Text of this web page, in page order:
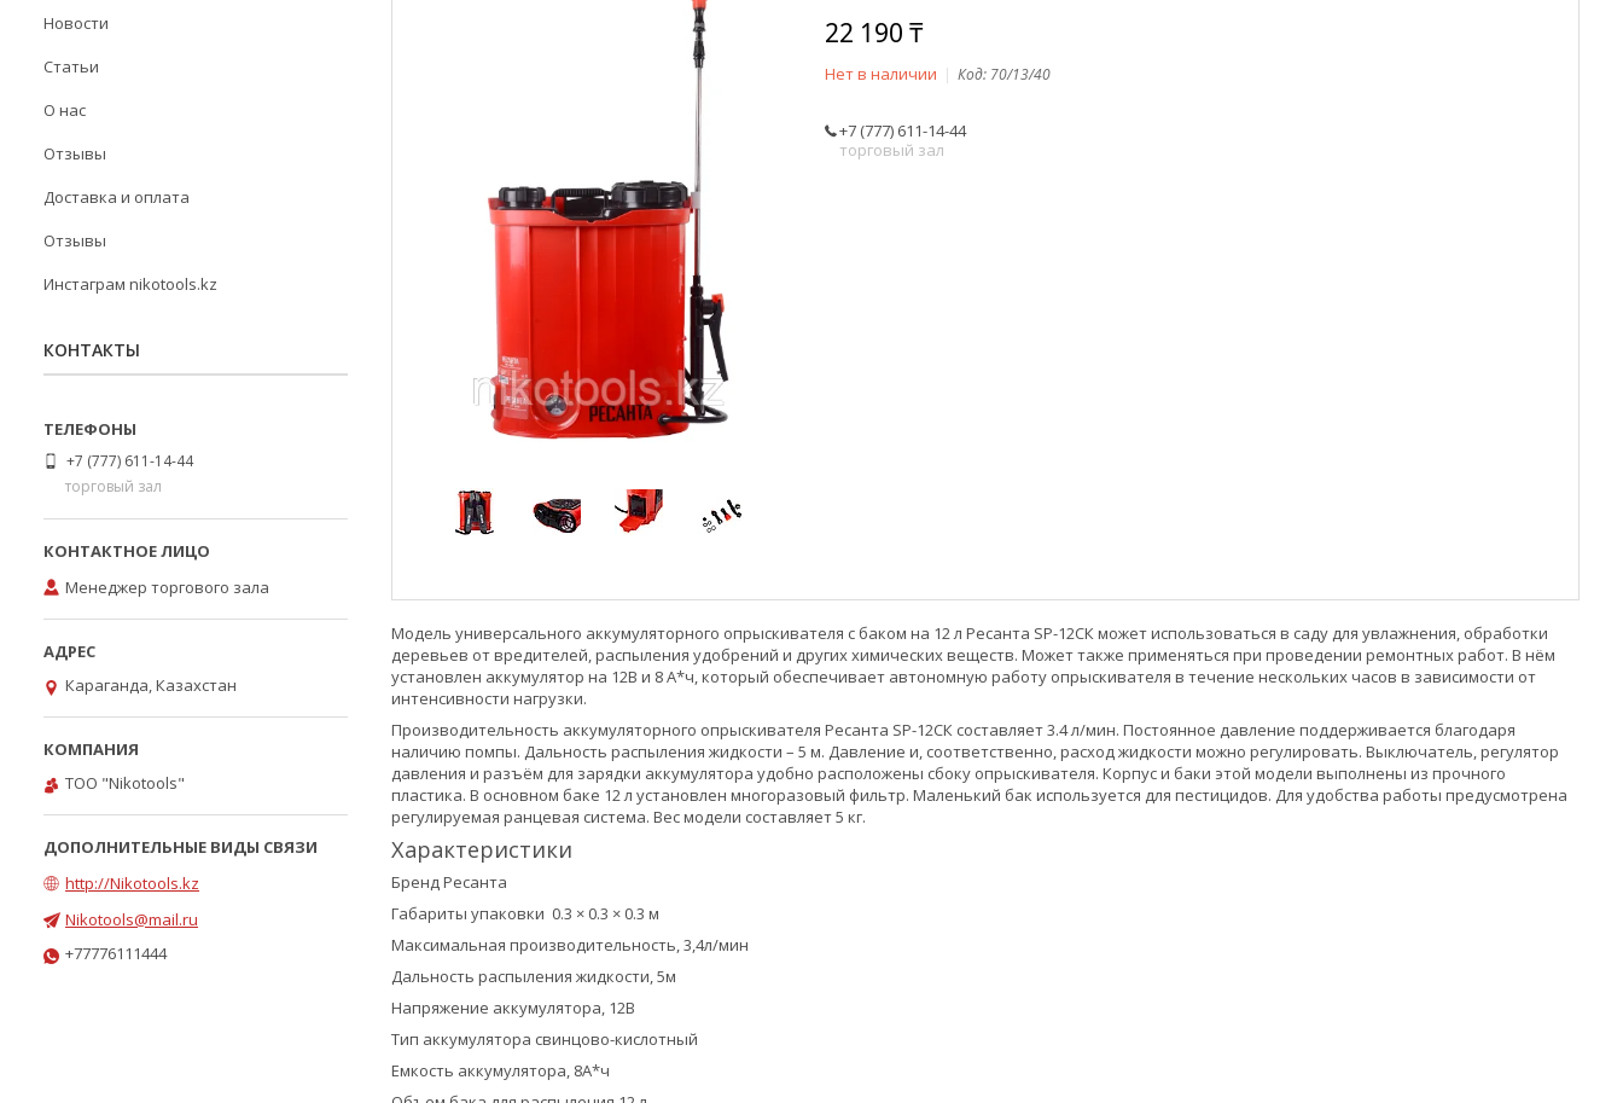
22 190 ₸
Нет в наличии Код: 70/13/40
+7 (777) 611-14-44
торговый зал
Модель универсального аккумуляторного опрыскивателя с баком на 12 л Ресанта SP-12СК может использоваться в саду для увлажнения, обработки
деревьев от вредителей, распыления удобрений и других химических веществ. Может также применяться при проведении ремонтных работ. В нём
установлен аккумулятор на 12В и 8 А*ч, который обеспечивает автономную работу опрыскивателя в течение нескольких часов в зависимости от
интенсивности нагрузки.
Производительность аккумуляторного опрыскивателя Ресанта SP-12СК составляет 3.4 л/мин. Постоянное давление поддерживается благодаря
наличию помпы. Дальность распыления жидкости – 5 м. Давление и, соответственно, расход жидкости можно регулировать. Выключатель, регулятор
давления и разъём для зарядки аккумулятора удобно расположены сбоку опрыскивателя. Корпус и баки этой модели выполнены из прочного
пластика. В основном баке 12 л установлен многоразовый фильтр. Маленький бак используется для пестицидов. Для удобства работы предусмотрена
регулируемая ранцевая система. Вес модели составляет 5 кг.
Характеристики
Бренд Ресанта
Габариты упаковки 0.3 × 0.3 × 0.3 м
Максимальная производительность, 3,4л/мин
Дальность распыления жидкости, 5м
Напряжение аккумулятора, 12В
Тип аккумулятора свинцово-кислотный
Емкость аккумулятора, 8А*ч
Новости
Статьи
О нас
Отзывы
Доставка и оплата
Отзывы
Инстаграм nikotools.kz
КОНТАКТЫ
+7 (777) 611-14-44
торговый зал
Менеджер торгового зала
Караганда, Казахстан
ТОО "Nikotools"
http://Nikotools.kz
Nikotools@mail.ru
+77776111444